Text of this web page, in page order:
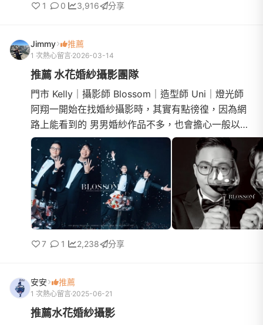
1 0 3,916 分享
Jimmy 推薦
1 次熱心留言 2026-03-14
推薦 水花婚紗攝影團隊
門市 Kelly｜攝影師 Blossom｜造型師 Uni｜燈光師
阿翔一開始在找婚紗攝影時，其實有點徬徨，因為網
路上能看到的 男男婚紗作品不多，也會擔心一般以男
女婚紗為主的團隊，是否能理解並呈現我們想要的感
覺。我先生的好...
7 1 2,238 分享
安安 推薦
1 次熱心留言 2025-06-21
推薦水花婚紗攝影